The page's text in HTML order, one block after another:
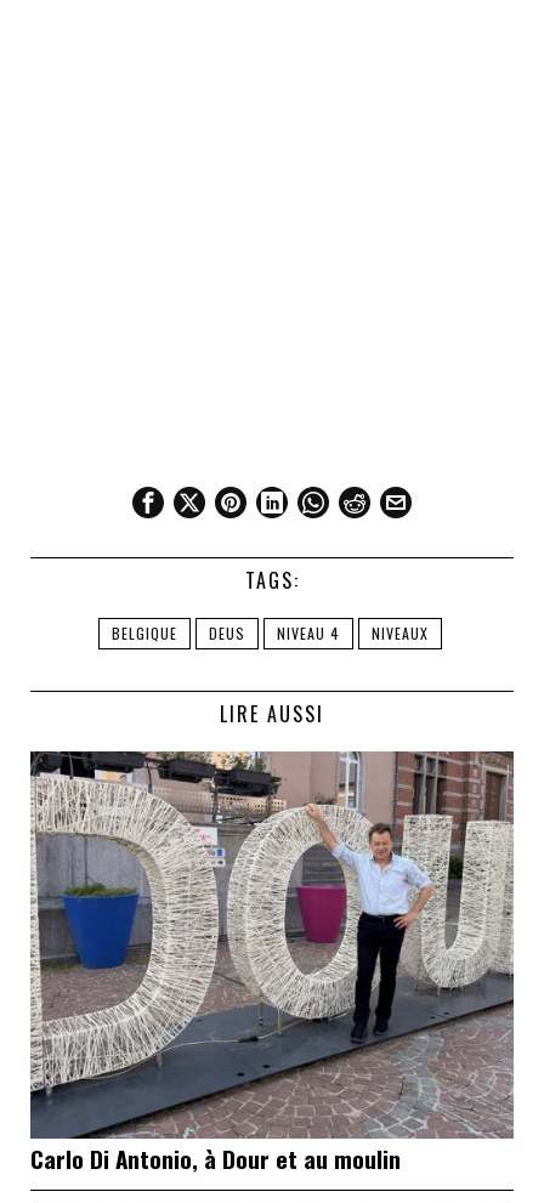
TAGS:
BELGIQUE DEUS NIVEAU 4 NIVEAUX
LIRE AUSSI
Carlo Di Antonio, à Dour et au moulin